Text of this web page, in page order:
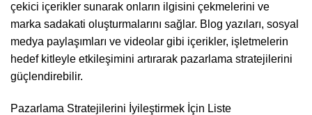
çekici içerikler sunarak onların ilgisini çekmelerini ve
marka sadakati oluşturmalarını sağlar. Blog yazıları, sosyal
medya paylaşımları ve videolar gibi içerikler, işletmelerin
hedef kitleyle etkileşimini artırarak pazarlama stratejilerini
güçlendirebilir.
Pazarlama Stratejilerini İyileştirmek İçin Liste